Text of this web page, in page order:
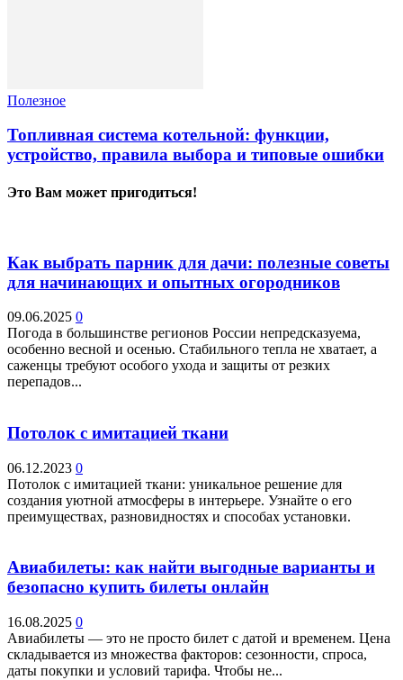
Полезное
Топливная система котельной: функции,
устройство, правила выбора и типовые ошибки
Это Вам может пригодиться!
Как выбрать парник для дачи: полезные советы
для начинающих и опытных огородников
09.06.2025 0
Погода в большинстве регионов России непредсказуема,
особенно весной и осенью. Стабильного тепла не хватает, а
саженцы требуют особого ухода и защиты от резких
перепадов...
Потолок с имитацией ткани
06.12.2023 0
Потолок с имитацией ткани: уникальное решение для
создания уютной атмосферы в интерьере. Узнайте о его
преимуществах, разновидностях и способах установки.
Авиабилеты: как найти выгодные варианты и
безопасно купить билеты онлайн
16.08.2025 0
Авиабилеты — это не просто билет с датой и временем. Цена
складывается из множества факторов: сезонности, спроса,
даты покупки и условий тарифа. Чтобы не...